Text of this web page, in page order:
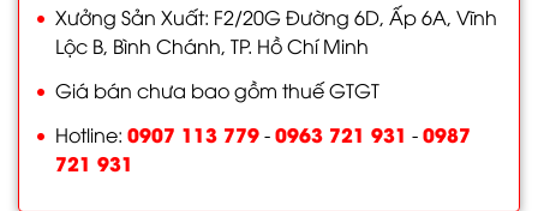
Xưởng Sản Xuất: F2/20G Đường 6D, Ấp 6A, Vĩnh
Lộc B, Bình Chánh, TP. Hồ Chí Minh
Giá bán chưa bao gồm thuế GTGT
Hotline: 0907 113 779-0963 721 931 -0987
721 931